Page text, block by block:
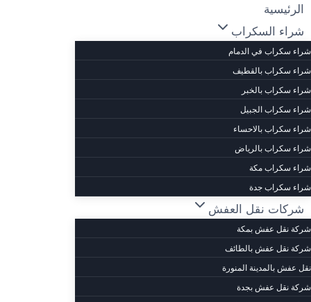
الرئيسية
شراء السكراب
شراء سكراب في الدمام
شراء سكراب بالقطيف
شراء سكراب بالخبر
شراء سكراب الجبيل
شراء سكراب بالاحساء
شراء سكراب بالرياض
شراء سكراب مكة
شراء سكراب جدة
شركات نقل العفش
شركة نقل عفش بمكة
شركة نقل عفش بالطائف
نقل عفش بالمدينة المنورة
شركة نقل عفش بجدة